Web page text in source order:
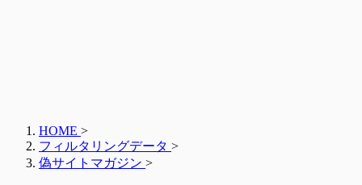
HOME >
フィルタリングデータ >
偽サイトマガジン >